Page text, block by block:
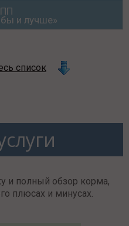
и лучше»
список
и полный обзор корма,
плюсах и минусах.